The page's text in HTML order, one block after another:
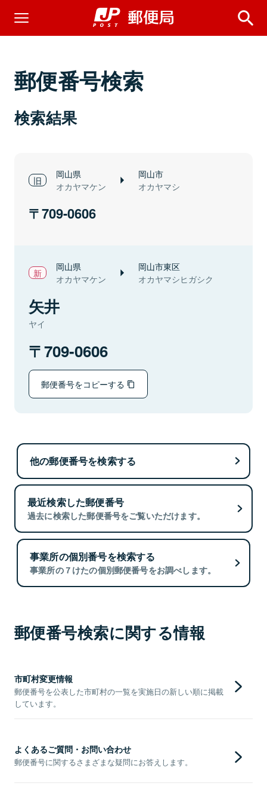
郵便番号検索
検索結果
岡山県
オカヤマケン
岡山市
オカヤマシ
709-0606
岡山県
オカヤマケン
岡山市東区
オカヤマシヒガシク
矢井
ヤイ
709-0606
郵便番号をコピーする
他の郵便番号を検索する
最近検索した郵便番号
過去に検索した郵便番号をご覧いただけます。
事業所の個別番号を検索する
事業所の７けたの個別郵便番号をお調べします。
郵便番号検索に関する情報
市町村変更情報
郵便番号を公表した市町村の一覧を実施日の新しい順に掲載
しています。
よくあるご質問・お問い合わせ
郵便番号に関するさまざまな疑問にお答えします。